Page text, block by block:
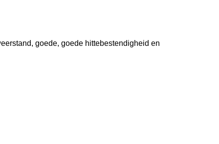
goede, goede hittebestendigheid en